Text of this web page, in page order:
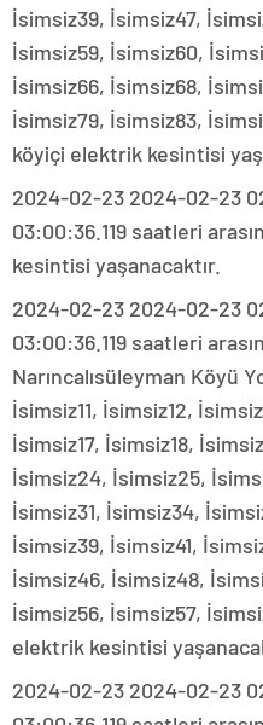
İsimsiz39, İsimsiz47,
İsimsiz59, İsimsiz60,
İsimsiz66, İsimsiz68,
İsimsiz79, İsimsiz83,
köyiçi elektrik kesintisi
2024-02-23 2024-02-23
03:00:36.119 saatleri
kesintisi yaşanacaktır.
2024-02-23 2024-02-23
03:00:36.119 saatleri
Narıncalısüleyman Köyü
İsimsiz11, İsimsiz12,
İsimsiz17, İsimsiz18,
İsimsiz24, İsimsiz25,
İsimsiz31, İsimsiz34,
İsimsiz39, İsimsiz41,
İsimsiz46, İsimsiz48,
İsimsiz56, İsimsiz57,
elektrik kesintisi
2024-02-23 2024-02-23